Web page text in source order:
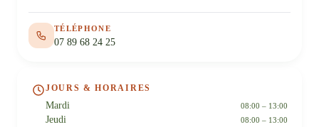
JOURS & HORAIRES
Mardi 08:00 – 13:00
Jeudi 08:00 – 13:00
TÉLÉPHONE
07 89 68 24 25